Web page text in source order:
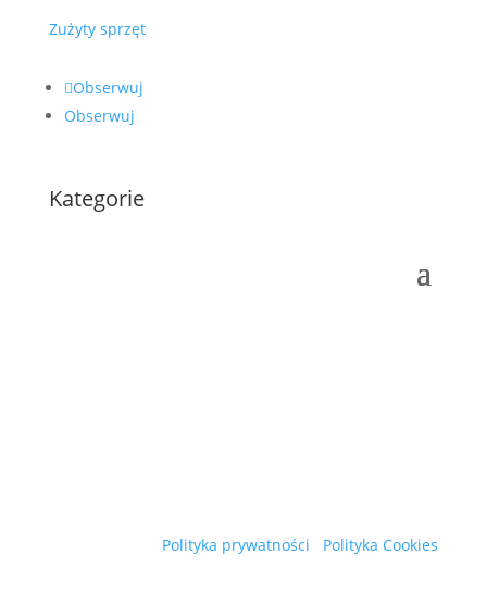
Zużyty sprzęt
Obserwuj
Obserwuj
Kategorie
Polityka prywatności Polityka Cookies